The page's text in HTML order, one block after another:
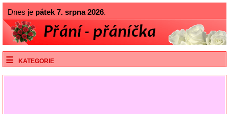
Dnes je pátek 7. srpna 2026.
KATEGORIE